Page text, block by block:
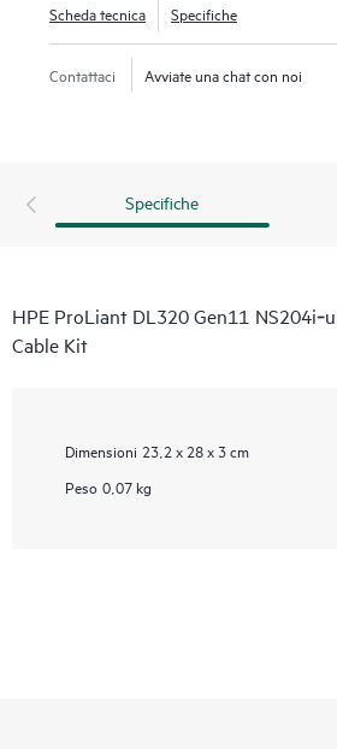
Scheda tecnica Specifiche
Contattaci Avviate una chat con noi
Specifiche
HPE ProLiant DL320 Gen11
Cable Kit
Dimensioni 23,2 x 28 x 3 cm
Peso 0,07 kg